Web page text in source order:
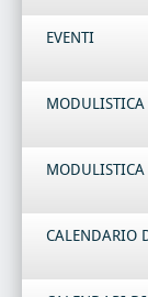
EVENTI
MODULISTICA
CALENDARIO